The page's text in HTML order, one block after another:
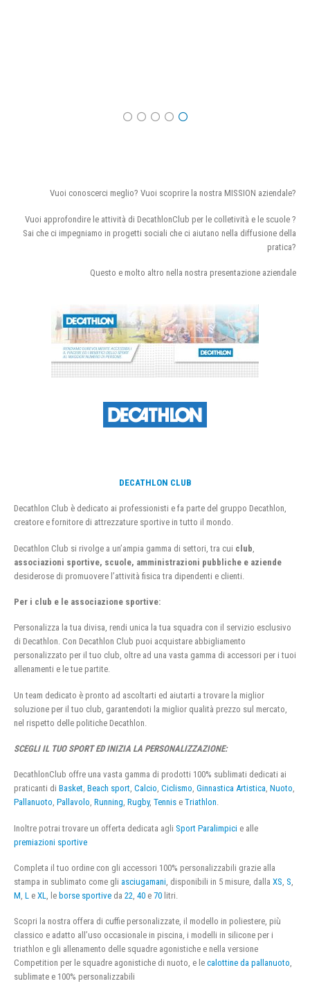
Vuoi conoscerci meglio? Vuoi scoprire la nostra MISSION aziendale?
Vuoi approfondire le attività di DecathlonClub per le colletività e le scuole ?
Sai che ci impegniamo in progetti sociali che ci aiutano nella diffusione della
pratica?
Questo e molto altro nella nostra presentazione aziendale
DECATHLON CLUB
Decathlon Club è dedicato ai professionisti e fa parte del gruppo Decathlon,
creatore e fornitore di attrezzature sportive in tutto il mondo.
Decathlon Club si rivolge a un’ampia gamma di settori, tra cui club
associazioni sportive, scuole, amministrazioni pubbliche e aziende
desiderose di promuovere l’attività fisica tra dipendenti e clienti.
Per i club e le associazione sportive:
Personalizza la tua divisa, rendi unica la tua squadra con il servizio esclusivo
di Decathlon. Con Decathlon Club puoi acquistare abbigliamento
personalizzato per il tuo club, oltre ad una vasta gamma di accessori per i tuoi
allenamenti e le tue partite.
Un team dedicato è pronto ad ascoltarti ed aiutarti a trovare la miglior
soluzione per il tuo club, garantendoti la miglior qualità prezzo sul mercato,
nel rispetto delle politiche Decathlon.
SCEGLI IL TUO SPORT ED INIZIA LA PERSONALIZZAZIONE:
DecathlonClub offre una vasta gamma di prodotti 100% sublimati dedicati ai
praticanti di Basket, Beach sport, Calcio, Ciclismo, Ginnastica Artistica, Nuoto,
Pallanuoto, Pallavolo, Running, Rugby, Tennis e Triathlon.
Inoltre potrai trovare un offerta dedicata agli Sport Paralimpici e alle
premiazioni sportive
Completa il tuo ordine con gli accessori 100% personalizzabili grazie alla
stampa in sublimato come gli asciugamani , disponibili in 5 misure, dalla XS S
M L e XL , le borse sportive da 22 40 e 70 litri.
Scopri la nostra offera di cuffie personalizzate, il modello in poliestere, più
classico e adatto all’uso occasionale in piscina, i modelli in silicone per i
triathlon e gli allenamento delle squadre agonistiche e nella versione
Competition per le squadre agonistiche di nuoto, e le calottine da pallanuoto,
sublimate e 100% personalizzabili